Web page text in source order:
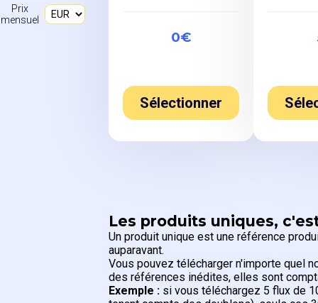
Prix
mensuel
0€
Sélectionner
Les produits uniques,
Un produit unique est une référence
auparavant.
Vous pouvez télécharger n'importe quel
des références inédites, elles sont
Exemple : si vous téléchargez 5 flux de